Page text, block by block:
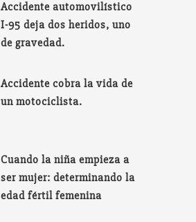
Accidente automovilístico
I-95 deja dos heridos, uno
de gravedad.
Accidente cobra la vida de
un motociclista.
Cuando la niña empieza a
ser mujer: determinando la
edad fértil femenina